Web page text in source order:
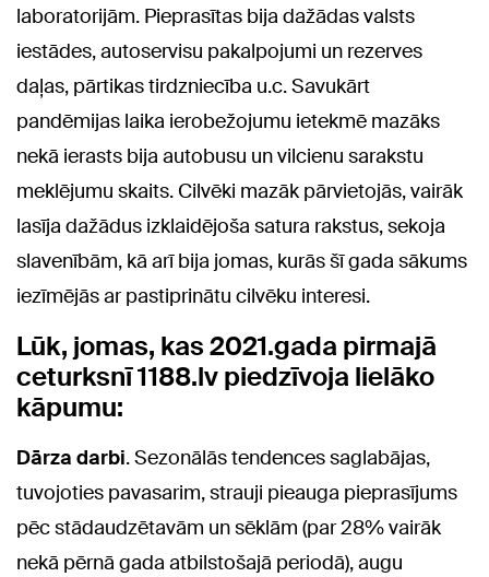
laboratorijām. Pieprasītas bija dažādas valsts
iestādes, autoservisu pakalpojumi un rezerves
daļas, pārtikas tirdzniecība u.c. Savukārt
pandēmijas laika ierobežojumu ietekmē mazāks
nekā ierasts bija autobusu un vilcienu sarakstu
meklējumu skaits. Cilvēki mazāk pārvietojās, vairāk
lasīja dažādus izklaidējoša satura rakstus, sekoja
slavenībām, kā arī bija jomas, kurās šī gada sākums
iezīmējās ar pastiprinātu cilvēku interesi.
Lūk, jomas, kas 2021.gada pirmajā
ceturksnī 1188.lv piedzīvoja lielāko
kāpumu:
Dārza darbi. Sezonālās tendencessaglabājas,
tuvojoties pavasarim, strauji pieauga pieprasījums
pēc stādaudzētavām un sēklām (par 28% vairāk
nekā pērnā gada atbilstošajā periodā), augu